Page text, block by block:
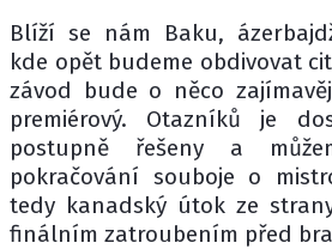
Blíží se nám Baku,
kde opět budeme obdivovat
závod bude o něco
premiérový. Otazníků je
postupně řešeny a
pokračování souboje o
tedy kanadský útok ze
finálním zatroubením před